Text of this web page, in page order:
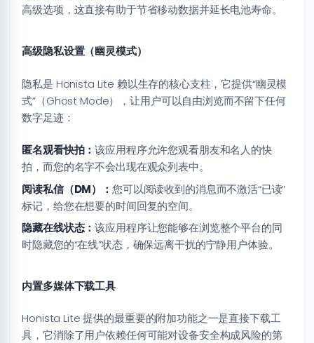
高级选项，这直接有助于节省移动数据并延长电池寿命。
高级隐私设置（幽灵模式）
隐私是 Honista Lite 赖以生存的核心支柱，它提供“幽灵模
式”（Ghost Mode），让用户可以自由浏览而不留下任何
数字足迹：
匿名观看快拍：该应用程序允许您观看朋友和名人的快
拍，而您的名字不会出现在观众列表中。
阅读私信（DM）：您可以阅读收到的消息而不激活“已读”
标记，给您在想要的时间回复的空间。
隐藏在线状态：该应用程序让您能够在浏览整个平台的同
时隐藏您的“在线”状态，确保远离干扰的宁静用户体验。
内置多媒体下载工具
Honista Lite 提供的最重要的附加功能之一是直接下载工
具，它消除了用户依赖任何可能对设备安全构成风险的第